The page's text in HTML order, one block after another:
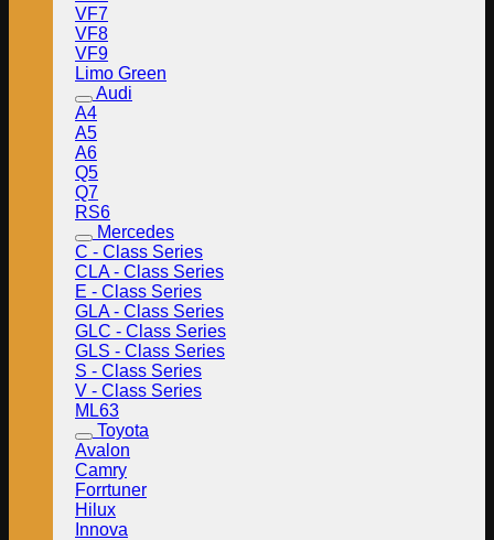
VF7
VF8
VF9
Limo Green
Audi
A4
A5
A6
Q5
Q7
RS6
Mercedes
C - Class Series
CLA - Class Series
E - Class Series
GLA - Class Series
GLC - Class Series
GLS - Class Series
S - Class Series
V - Class Series
ML63
Toyota
Avalon
Camry
Forrtuner
Hilux
Innova